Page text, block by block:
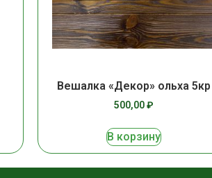
Вешалка «Декор» ольха 5кр
500,00₽
В корзину